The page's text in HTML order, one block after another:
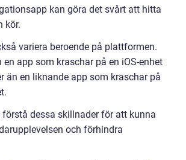
kan göra det svårt att hitta
kör.
variera beroende på plattformen.
app som kraschar på en iOS-enhet
än en liknande app som kraschar på
dessa skillnader för att kunna
och förhindra